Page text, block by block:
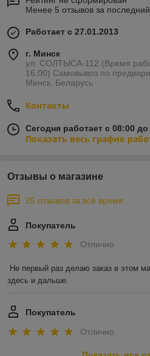
Менее 5 отзывов за последний
Работает с 27.01.2013
г. Минск
ул. СОЛТЫСА-112 (Время
16.00) Самовывоз по
Минск, Беларусь
Контакты
Сегодня работает с 08:00 до
Показать весь график
Отзывы о магазине
25 отзывов за всё время
Покупатель
Отлично
Не первый раз делаю заказ в этом
здесь и дальше.
Покупатель
Отлично